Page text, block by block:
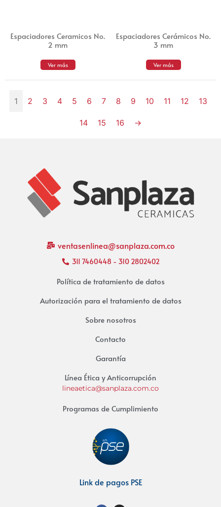
Espaciadores Ceramicos No.
2 mm
Ver más
Espaciadores Cerámicos No.
3 mm
Ver más
1 2 3 4 5 6 7 8 9 10 11 12 13
14 15 16 →
ventasenlinea@sanplaza.com.co
311 7460448 - 310 2802402
Política de tratamiento de datos
Autorización para el tratamiento de datos
Sobre nosotros
Contacto
Garantía
Línea Ética y Anticorrupción
lineaetica@sanplaza.com.co
Programas de Cumplimiento
Link de pagos PSE